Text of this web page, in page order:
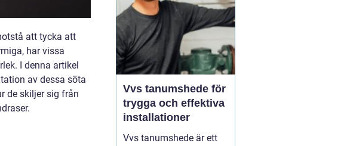
att tycka att
har vissa
I denna artikel
av dessa söta
de skiljer sig från
Vvs tanumshede för
trygga och effektiva
installationer
Vvs tanumshede är ett